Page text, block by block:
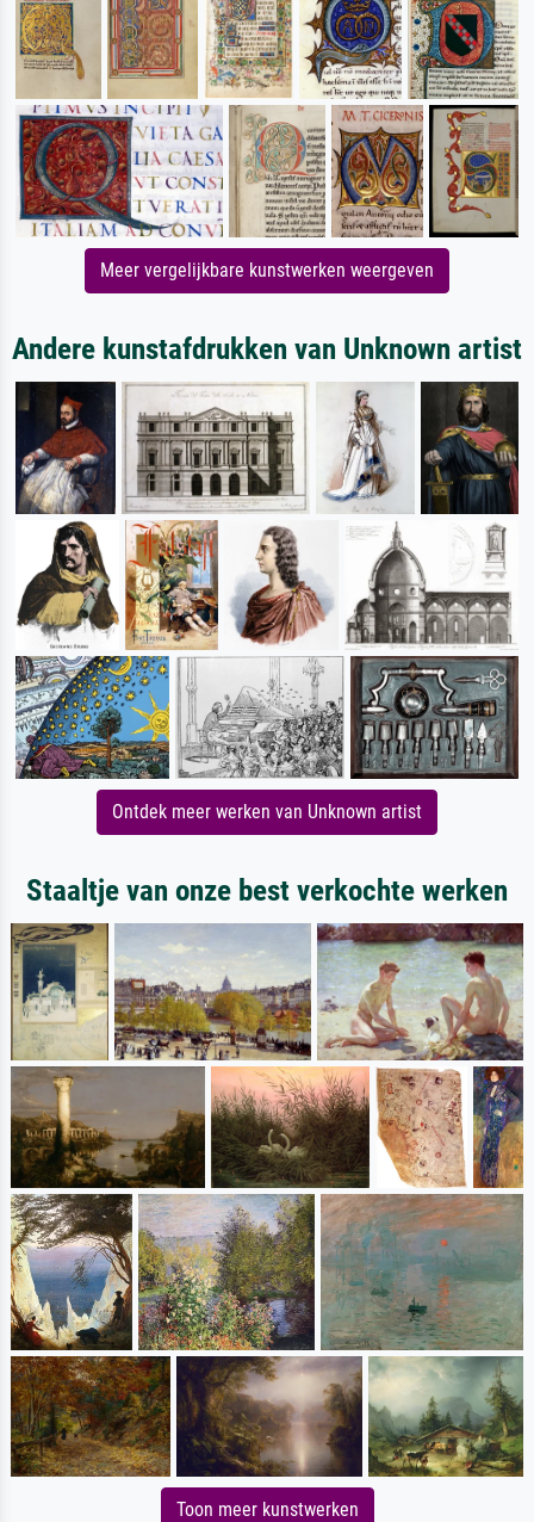
Meer vergelijkbare kunstwerken weergeven
Andere kunstafdrukken van Unknown artist
Ontdek meer werken van Unknown artist
Staaltje van onze best verkochte werken
Toon meer kunstwerken